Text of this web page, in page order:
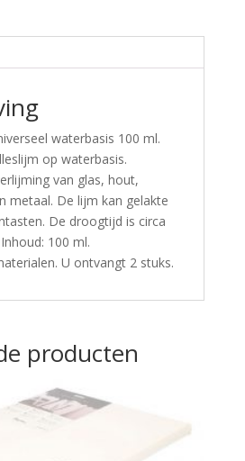
waterbasis 100 ml.
op waterbasis.
van glas, hout,
metaal. De lijm kan gelakte
De droogtijd is circa
100 ml.
U ontvangt 2 stuks.
producten